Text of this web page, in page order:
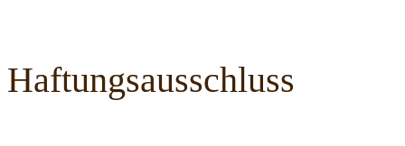
Haftungsausschluss